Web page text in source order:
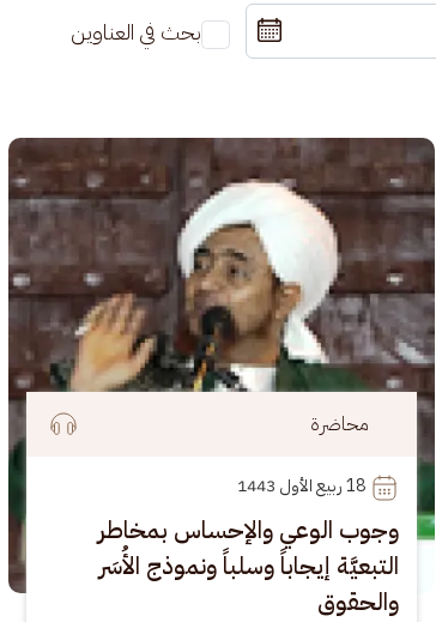
بحث في العناوين
الصورة
محاضرة
18
وجوب الوعي والإحساس بمخاطر
التبعيَّة إيجاباً وسلباً ونموذج الأُسَر
والحقوق